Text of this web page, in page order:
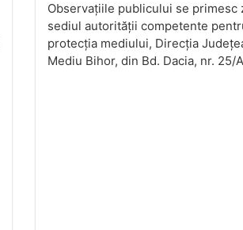
Observațiile publicului se primesc
sediul autorității competente
protecția mediului, Direcția
Mediu Bihor, din Bd. Dacia, nr. 25/